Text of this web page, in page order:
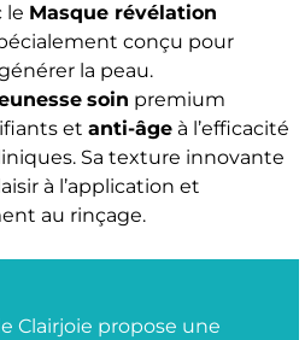
le Masque révélation
conçu pour
la peau.
soin premium
et anti-âge à l’efficacité
Sa texture innovante
à l’application et
au rinçage.
Clairjoie propose une